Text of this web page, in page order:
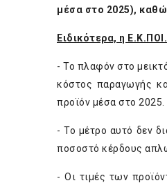
μέσα στο 2025),
Ειδικότερα, η
- Το πλαφόν στο
κόστος παραγωγής
προϊόν μέσα στο 2025.
- Το μέτρο αυτό δεν
ποσοστό κέρδους
- Οι τιμές των